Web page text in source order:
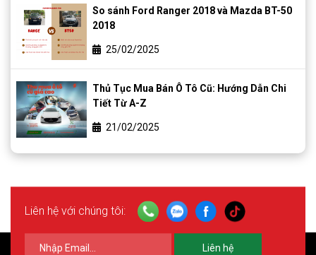
So sánh Ford Ranger 2018 và Mazda BT-50
2018
25/02/2025
Thủ Tục Mua Bán Ô Tô Cũ: Hướng Dẫn Chi
Tiết Từ A-Z
21/02/2025
Liên hệ với chúng tôi:
Liên hệ